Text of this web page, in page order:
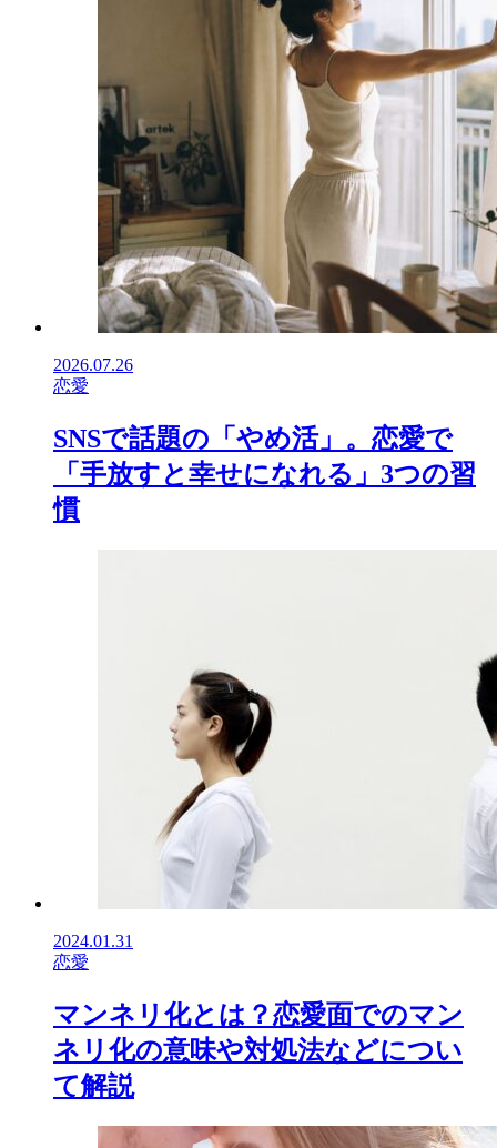
2026.07.26
恋愛
SNSで話題の「やめ活」。恋愛で
「手放すと幸せになれる」3つの習
慣
2024.01.31
恋愛
マンネリ化とは？恋愛面でのマン
ネリ化の意味や対処法などについ
て解説